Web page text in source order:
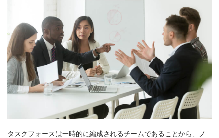
タスクフォースは一時的に編成されるチームであることから、ノ